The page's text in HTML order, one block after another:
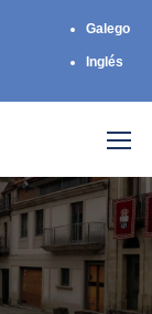
Galego
Inglés